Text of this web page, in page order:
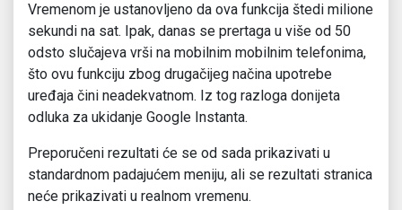
Vremenom je ustanovljeno da ova funkcija štedi milione
sekundi na sat. Ipak, danas se prertaga u više od 50
odsto slučajeva vrši na mobilnim mobilnim telefonima,
što ovu funkciju zbog drugačijeg načina upotrebe
uređaja čini neadekvatnom. Iz tog razloga donijeta
odluka za ukidanje Google Instanta.
Preporučeni rezultati će se od sada prikazivati u
standardnom padajućem meniju, ali se rezultati stranica
neće prikazivati u realnom vremenu.